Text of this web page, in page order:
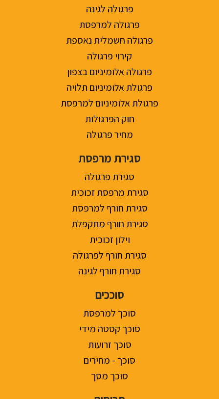
פרגולה לגינה
פרגולה למרפסת
פרגולה חשמלית נאספת
קירוי פרגולה
פרגולה אלומיניום בצפון
פרגולת אלומיניום תלויה
פרגולת אלומיניום למרפסת
חוק הפרגולות
מחיר פרגולה
סגירת מרפסת
סגירת פרגולה
סגירת מרפסת זכוכית
סגירת חורף למרפסת
סגירת חורף מתקפלת
וילון זכוכית
סגירת חורף לפרגולה
סגירת חורף לגינה
סוככים
סוכך למרפסת
סוכך קסטה מידי
סוכך זרועות
סוכך - מחירים
סוכך מסך